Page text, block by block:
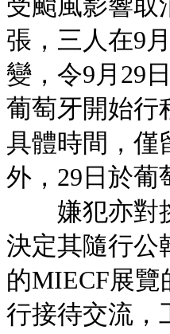
受颱風影響取
張，三人在9
變，令9月29
葡萄牙開始行
具體時間，僅
外，29日於葡
嫌犯亦對挑
決定其隨行公
的MIECF展
行接待交流，